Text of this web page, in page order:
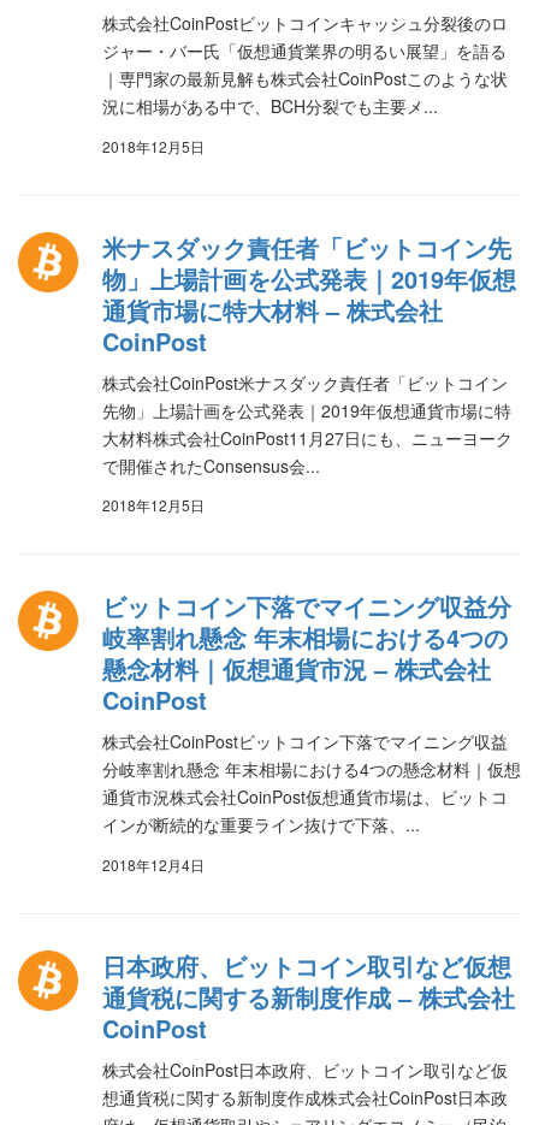
株式会社CoinPostビットコインキャッシュ分裂後のロ
ジャー・バー氏「仮想通貨業界の明るい展望」を語る
｜専門家の最新見解も株式会社CoinPostこのような状
況に相場がある中で、BCH分裂でも主要メ...
2018年12月5日
米ナスダック責任者「ビットコイン先
物」上場計画を公式発表｜2019年仮想
通貨市場に特大材料 – 株式会社
CoinPost
株式会社CoinPost米ナスダック責任者「ビットコイン
先物」上場計画を公式発表｜2019年仮想通貨市場に特
大材料株式会社CoinPost11月27日にも、ニューヨーク
で開催されたConsensus会...
2018年12月5日
ビットコイン下落でマイニング収益分
岐率割れ懸念 年末相場における4つの
懸念材料｜仮想通貨市況 – 株式会社
CoinPost
株式会社CoinPostビットコイン下落でマイニング収益
分岐率割れ懸念 年末相場における4つの懸念材料｜仮想
通貨市況株式会社CoinPost仮想通貨市場は、ビットコ
インが断続的な重要ライン抜けで下落、...
2018年12月4日
日本政府、ビットコイン取引など仮想
通貨税に関する新制度作成 – 株式会社
CoinPost
株式会社CoinPost日本政府、ビットコイン取引など仮
想通貨税に関する新制度作成株式会社CoinPost日本政